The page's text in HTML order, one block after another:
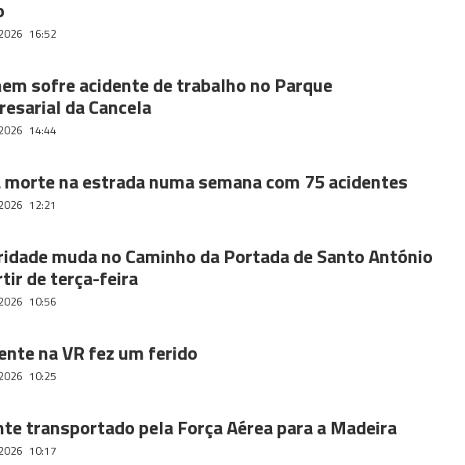
16:52
sofre acidente de trabalho no Parque
da Cancela
14:44
morte na estrada numa semana com 75 acidentes
12:21
muda no Caminho da Portada de Santo António
de terça-feira
10:56
na VR fez um ferido
10:25
transportado pela Força Aérea para a Madeira
10:17